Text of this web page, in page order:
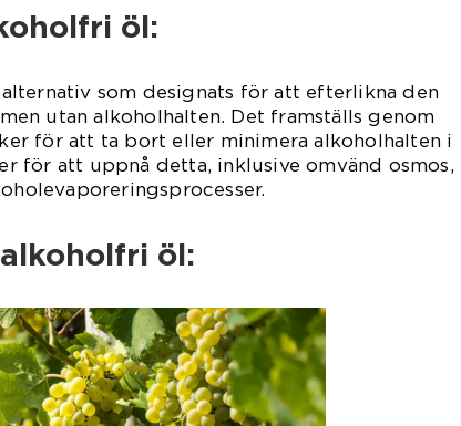
öl:
som designats för att efterlikna den
utan alkoholhalten. Det framställs genom
för att ta bort eller minimera alkoholhalten i
för att uppnå detta, inklusive omvänd osmos,
öl: